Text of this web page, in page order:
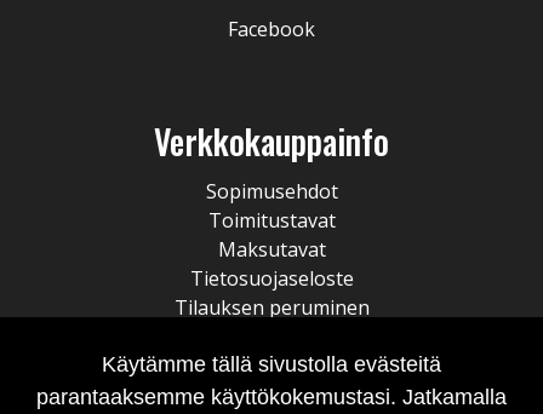
Facebook
Verkkokauppainfo
Sopimusehdot
Toimitustavat
Maksutavat
Tietosuojaseloste
Tilauksen peruminen
Käytämme tällä sivustolla evästeitä
parantaaksemme käyttökokemustasi. Jatkamalla